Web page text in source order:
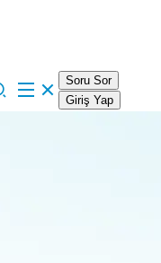
Soru Sor
Giriş Yap